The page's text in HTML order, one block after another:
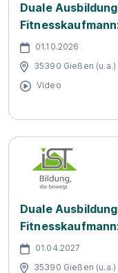
Duale
01.10.2026
35390 Gießen (u.a.)
Video
Duale
01.04.2027
35390 Gießen (u.a.)